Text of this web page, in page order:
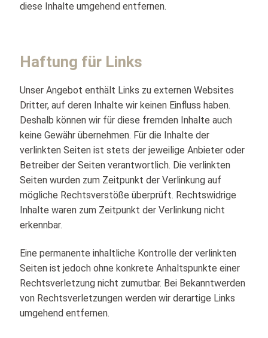
diese Inhalte umgehend entfernen.
Haftung für Links
Unser Angebot enthält Links zu externen Websites
Dritter, auf deren Inhalte wir keinen Einfluss haben.
Deshalb können wir für diese fremden Inhalte auch
keine Gewähr übernehmen. Für die Inhalte der
verlinkten Seiten ist stets der jeweilige Anbieter oder
Betreiber der Seiten verantwortlich. Die verlinkten
Seiten wurden zum Zeitpunkt der Verlinkung auf
mögliche Rechtsverstöße überprüft. Rechtswidrige
Inhalte waren zum Zeitpunkt der Verlinkung nicht
erkennbar.
Eine permanente inhaltliche Kontrolle der verlinkten
Seiten ist jedoch ohne konkrete Anhaltspunkte einer
Rechtsverletzung nicht zumutbar. Bei Bekanntwerden
von Rechtsverletzungen werden wir derartige Links
umgehend entfernen.